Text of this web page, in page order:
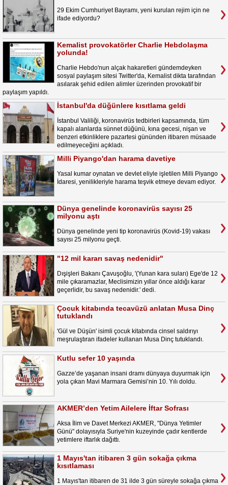
29 Ekim Cumhuriyet Bayramı, yeni kurulan rejim için ne
ifade ediyordu?
Kemalist provokatörler Charlie Hebdolaşma
yolunda!
Charlie Hebdo'nun alçak hakaretleri gündemdeyken
sosyal paylaşım sitesi Twitter'da, Kemalist dikta tarafından
asılarak şehid edilen alimler üzerinden provokatif bir
paylaşım yapıldı.
İstanbul'da düğünlere kısıtlama geldi
İstanbul Valiliği, koronavirüs tedbirleri kapsamında, tüm
kapalı alanlarda sünnet düğünü, kına gecesi, nişan ve
benzeri etkinliklere pazartesi gününden itibaren müsaade
edilmeyeceğini açıkladı.
Milli Piyango'dan harama davetiye
Yasal kumar oynatan ve devlet eliyle işletilen Milli Piyango
İdaresi, yenilikleriyle harama teşvik etmeye devam ediyor.
Dünya genelinde koronavirüs sayısı 25
milyonu aştı
Dünya genelinde yeni tip koronavirüs (Kovid-19) vakası
sayısı 25 milyonu geçti.
"12 mil kararı savaş nedenidir"
Dışişleri Bakanı Çavuşoğlu, '(Yunan kara suları) Ege'de 12
mile çıkaramazlar, Meclisimizin yıllar önce aldığı karar
geçerlidir, bu savaş nedenidir.' dedi.
Çocuk kitabında tecavüzü anlatan Musa Dinç
tutuklandı
'Gül ve Düşün' isimli çocuk kitabında cinsel saldırıyı
meşrulaştıran ifadeler kullanan Musa Dinç tutuklandı.
Kutlu sefer 10 yaşında
Gazze’de yaşanan insani dramı dünyaya duyurmak için
yola çıkan Mavi Marmara Gemisi’nin 10. Yılı doldu.
AKMER’den Yetim Ailelere İftar Sofrası
Aksa İlim ve Davet Merkezi AKMER, "Dünya Yetimler
Günü" dolayısıyla Suriye'nin kuzeyinde çadır kentlerde
yetimlere iftarlık dağıttı.
1 Mayıs'tan itibaren 3 gün sokağa çıkma
kısıtlaması
1 Mayıs'tan itibaren de 31 ilde 3 gün süreyle sokağa çıkma